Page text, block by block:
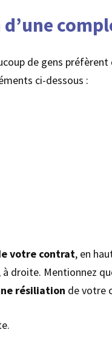
de gens
ci-dessous :
votre contrat, en
droite. Mentionnez
résiliation de votre